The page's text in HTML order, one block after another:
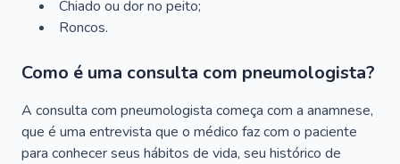
Chiado ou dor no peito;
Roncos.
Como é uma consulta com pneumologista?
A consulta com pneumologista começa com a anamnese,
que é uma entrevista que o médico faz com o paciente
para conhecer seus hábitos de vida, seu histórico de